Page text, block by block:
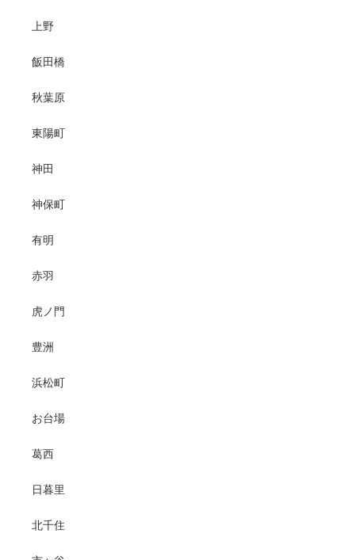
上野
飯田橋
秋葉原
東陽町
神田
神保町
有明
赤羽
虎ノ門
豊洲
浜松町
お台場
葛西
日暮里
北千住